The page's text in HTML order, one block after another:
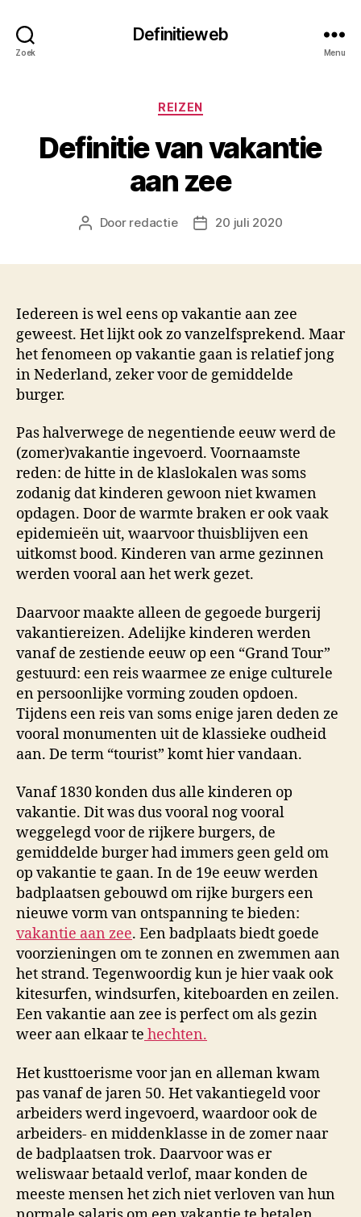
Zoek
Definitieweb
Menu
Categorieën
REIZEN
Definitie van vakantie
aan zee
Berichtauteur
Door redactie Berichtdatum
20 juli 2020
Iedereen is wel eens op vakantie aan zee
geweest. Het lijkt ook zo vanzelfsprekend. Maar
het fenomeen op vakantie gaan is relatief jong
in Nederland, zeker voor de gemiddelde
burger.
Pas halverwege de negentiende eeuw werd de
(zomer)vakantie ingevoerd. Voornaamste
reden: de hitte in de klaslokalen was soms
zodanig dat kinderen gewoon niet kwamen
opdagen. Door de warmte braken er ook vaak
epidemieën uit, waarvoor thuisblijven een
uitkomst bood. Kinderen van arme gezinnen
werden vooral aan het werk gezet.
Daarvoor maakte alleen de gegoede burgerij
vakantiereizen. Adelijke kinderen werden
vanaf de zestiende eeuw op een “Grand Tour”
gestuurd: een reis waarmee ze enige culturele
en persoonlijke vorming zouden opdoen.
Tijdens een reis van soms enige jaren deden ze
vooral monumenten uit de klassieke oudheid
aan. De term “tourist” komt hier vandaan.
Vanaf 1830 konden dus alle kinderen op
vakantie. Dit was dus vooral nog vooral
weggelegd voor de rijkere burgers, de
gemiddelde burger had immers geen geld om
op vakantie te gaan. In de 19e eeuw werden
badplaatsen gebouwd om rijke burgers een
nieuwe vorm van ontspanning te bieden:
vakantie aan zee. Een badplaats biedt goede
voorzieningen om te zonnen en zwemmen aan
het strand. Tegenwoordig kun je hier vaak ook
kitesurfen, windsurfen, kiteboarden en zeilen.
Een vakantie aan zee is perfect om als gezin
weer aan elkaar te hechten.
Het kusttoerisme voor jan en alleman kwam
pas vanaf de jaren 50. Het vakantiegeld voor
arbeiders werd ingevoerd, waardoor ook de
arbeiders- en middenklasse in de zomer naar
de badplaatsen trok. Daarvoor was er
weliswaar betaald verlof, maar konden de
meeste mensen het zich niet verloven van hun